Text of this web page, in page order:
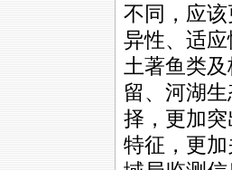
不同，应
异性、适应
土著鱼类
留、河湖
择，更加
特征，更